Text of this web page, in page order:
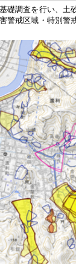
礎調査を行い、土
警戒区域・特別警